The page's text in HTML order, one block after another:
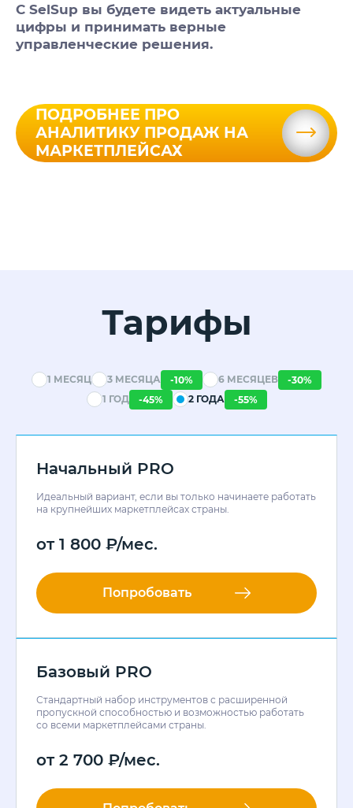
С SelSup вы будете видеть актуальные
цифры и принимать верные
управленческие решения.
ПОДРОБНЕЕ ПРО
АНАЛИТИКУ ПРОДАЖ НА
МАРКЕТПЛЕЙСАХ
Тарифы
1 МЕСЯЦ 3 МЕСЯЦА -10% 6 МЕСЯЦЕВ -30%
1 ГОД
-45% 2 ГОДА -55%
Начальный PRO
Идеальный вариант, если вы только начинаете работать
на крупнейших маркетплейсах страны.
от 1 800 ₽/мес.
Попробовать
Базовый PRO
Стандартный набор инструментов с расширенной
пропускной способностью и возможностью работать
со всеми маркетплейсами страны.
от 2 700 ₽/мес.